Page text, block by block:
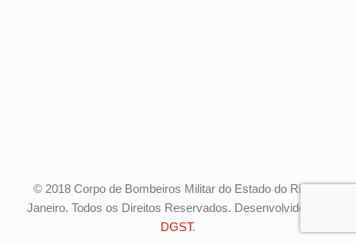
© 2018 Corpo de Bombeiros Militar do Estado do Rio de
Janeiro. Todos os Direitos Reservados. Desenvolvido pela
DGST.